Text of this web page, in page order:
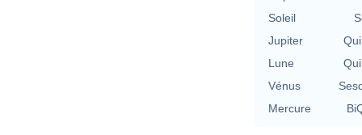
Soleil
Jupiter
Lune
Vénus
Mercure